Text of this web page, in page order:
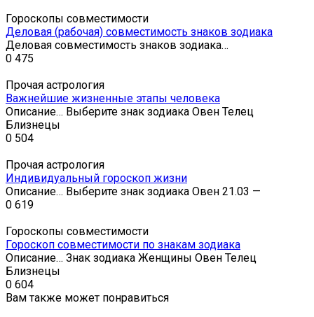
Гороскопы совместимости
Деловая (рабочая) совместимость знаков зодиака
Деловая совместимость знаков зодиака…
0 475
Прочая астрология
Важнейшие жизненные этапы человека
Описание… Выберите знак зодиака Овен Телец
Близнецы
0 504
Прочая астрология
Индивидуальный гороскоп жизни
Описание… Выберите знак зодиака Овен 21.03 —
0 619
Гороскопы совместимости
Гороскоп совместимости по знакам зодиака
Описание… Знак зодиака Женщины Овен Телец
Близнецы
0 604
Вам также может понравиться